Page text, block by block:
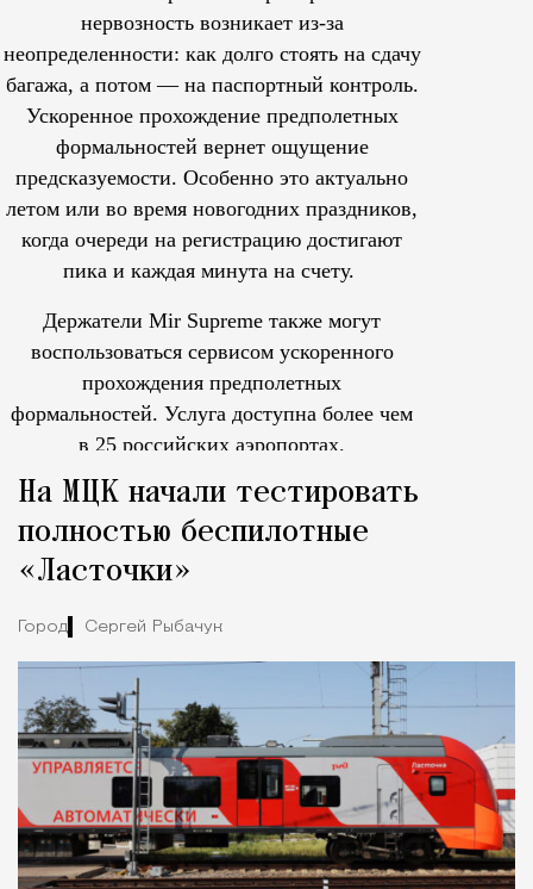
нервозность возникает из-за
неопределенности: как долго стоять на сдачу
багажа, а потом — на паспортный контроль.
Ускоренное прохождение предполетных
формальностей вернет ощущение
предсказуемости. Особенно это актуально
летом или во время новогодних праздников,
когда очереди на регистрацию достигают
пика и каждая минута на счету.
Держатели Mir Supreme также могут
воспользоваться сервисом ускоренного
прохождения предполетных
формальностей. Услуга доступна более чем
в 25 российских аэропортах.
На МЦК начали тестировать
полностью беспилотные
«Ласточки»
Город Сергей Рыбачук